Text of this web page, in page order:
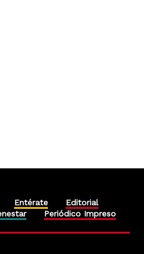
Entérate
Editorial
Periódico Impreso